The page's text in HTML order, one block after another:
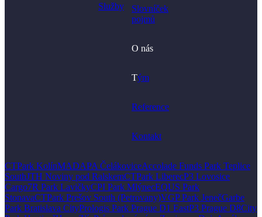
Služby
Slovníček
pojmů
O nás
Tým
Reference
Kontakt
CTPark KolínMADAPA ČelákoviceAccolade Funds Park Teplice
SouthJTH Noviny pod RalskemCTPark LiberecP3 Lovosice
Cargo7R Park LavičkyCPI Park MlýnecEQUS Park
StonavaCTPark Prešov South (Petrovany)VGP Park JenečGarbe
Park Bratislava CityPrologis Park Prague D1 EastP3 Prague D8City